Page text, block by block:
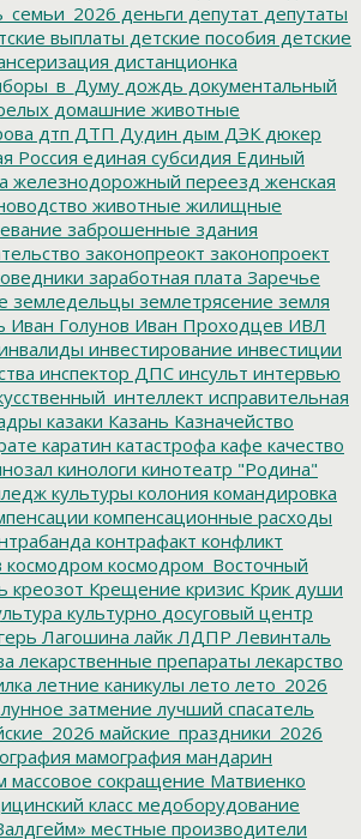
деньги депутат депутаты
выплаты детские пособия детские
дистанционка
дождь документальный
домашние животные
дтп ДТП Дудин дым ДЭК дюкер
Россия единая субсидия Единый
железнодорожный переезд женская
животные жилищные
заброшенные здания
законопреокт законопроект
заработная плата Заречье
земледельцы землетрясение земля
Иван Голунов Иван Проходцев ИВЛ
инвестирование инвестиции
инспектор ДПС инсульт интервью
исправительная
казаки Казань Казначейство
каратин катастрофа кафе качество
кинологи кинотеатр "Родина"
культуры колония командировка
компенсационные расходы
контрафакт конфликт
космодром космодром_Восточный
креозот Крещение кризис Крик души
культурно досуговый центр
Лагошина лайк ЛДПР Левинталь
лекарственные препараты лекарство
летние каникулы лето лето_2026
лунное затмение лучший спасатель
майские_праздники_2026
мамография мандарин
массовое сокращение Матвиенко
классмедоборудование
местные производители